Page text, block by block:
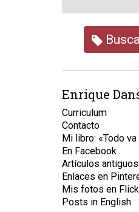
Enrique
Curriculum
Contacto
Mi libro: «Todo
En Facebook
Artículos antiguos
Enlaces en
Mis fotos en
Posts in English